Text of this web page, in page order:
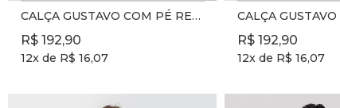
CALÇA GUSTAVO COM PÉ REF. 5119 - BRANCO - ADULTO
R$ 192,90
12x de R$ 16,07
R$ 192,90
12x de R$ 16,07